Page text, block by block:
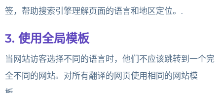
签，帮助搜索引擎理解页面的语言和地区定位。.
3. 使用全局模板
当网站访客选择不同的语言时，他们不应该跳转到一个完
全不同的网站。对所有翻译的网页使用相同的网站模